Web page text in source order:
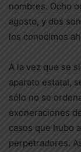
nombres. Ocho
agosto, y dos
los conocimos
A la vez que se
aparato estatal,
sólo no se
exoneraciones
casos que hubo
perpetradores.